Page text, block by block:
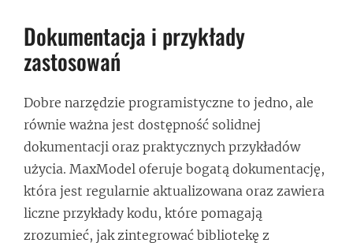
Dokumentacja i przykłady
zastosowań
Dobre narzędzie programistyczne to jedno, ale
równie ważna jest dostępność solidnej
dokumentacji oraz praktycznych przykładów
użycia. MaxModel oferuje bogatą dokumentację,
która jest regularnie aktualizowana oraz zawiera
liczne przykłady kodu, które pomagają
zrozumieć, jak zintegrować bibliotekę z